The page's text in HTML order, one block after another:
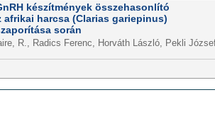
készítmények összehasonlító
afrikai harcsa (Clarias gariepinus)
során
R., Radics Ferenc, Horváth László, Pekli